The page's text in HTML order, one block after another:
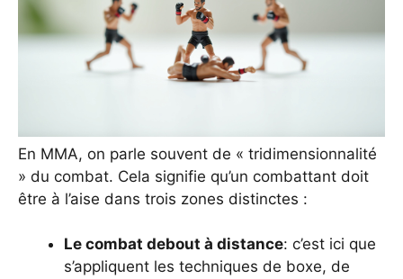
En MMA, on parle souvent de « tridimensionnalité
» du combat. Cela signifie qu’un combattant doit
être à l’aise dans trois zones distinctes :
Le combat debout à distance: c’est ici que
s’appliquent les techniques de boxe, de